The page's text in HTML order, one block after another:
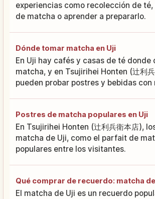
experiencias como recolección de
de matcha o aprender a prepararlo.
Dónde tomar matcha en Uji
En Uji hay cafés y casas de té
matcha, y en Tsujirihei Honten (辻利
pueden probar postres y bebidas con
Postres de matcha populares en Uji
En Tsujirihei Honten (辻利兵衛本店),
matcha de Uji, como el parfait de
populares entre los visitantes.
Qué comprar de recuerdo: matcha
El matcha de Uji es un recuerdo